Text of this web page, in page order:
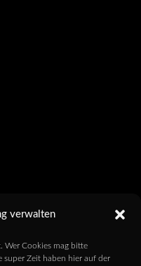
verwalten
Wer Cookies mag bitte
super Zeit haben hier auf der